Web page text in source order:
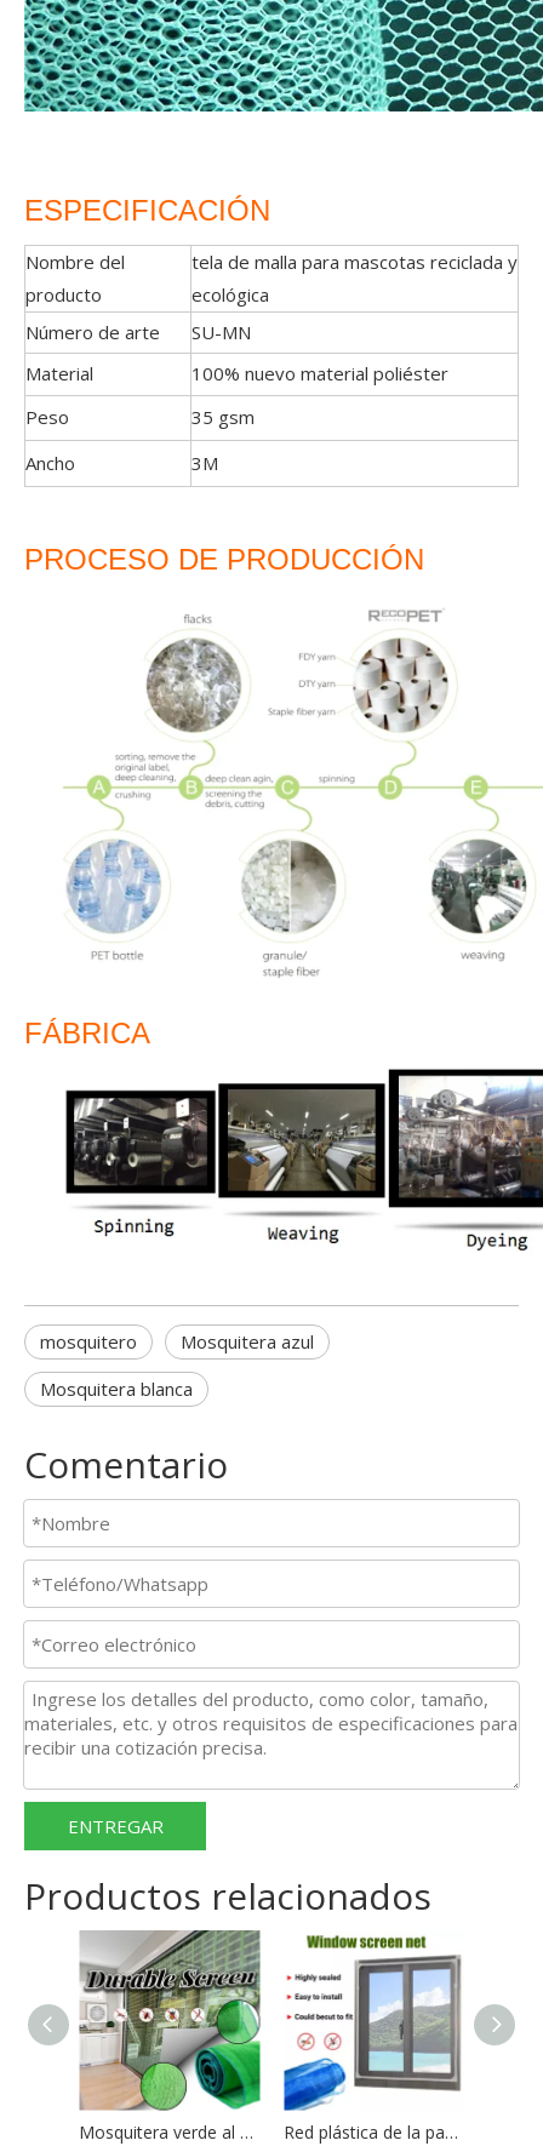
ESPECIFICACIÓN
Nombre del
producto
tela de malla para mascotas reciclada y
ecológica
Número de arte
SU-MN
Material
100% nuevo material poliéster
Peso
35 gsm
Ancho
3M
PROCESO DE PRODUCCIÓN
FÁBRICA
mosquitero
Mosquitera azul
Mosquitera blanca
Comentario
ENTREGAR
Productos relacionados
Mosquitera verde al por mayor del rollo de malla de la pantalla de ventana de fibra de vidrio Red plástica de la pantalla de la ventana de la pantalla de mosquito de la malla de la pantalla de la red de la ventana del insecto 18*16